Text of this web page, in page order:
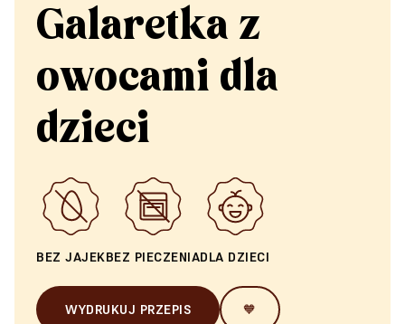
Galaretka z
owocami dla
dzieci
BEZ JAJEKBEZ PIECZENIADLA DZIECI
WYDRUKUJ PRZEPIS 🧡